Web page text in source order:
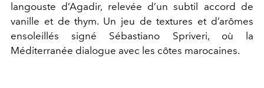
langouste d’Agadir, relevée d’un subtil accord de
vanille et de thym. Un jeu de textures et d’arômes
ensoleillés signé Sébastiano Spriveri, où la
Méditerranée dialogue avec les côtes marocaines.